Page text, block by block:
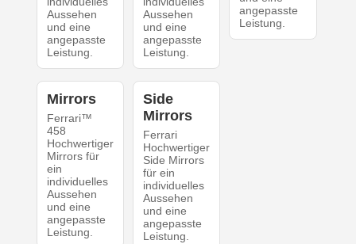
Aussehen
und eine
angepasste
Leistung.
Aussehen
und eine
angepasste
Leistung.
angepasste
Leistung.
Mirrors
Ferrari™
458
Hochwertiger
Mirrors für
ein
individuelles
Aussehen
und eine
angepasste
Leistung.
Side
Mirrors
Ferrari
Hochwertiger
Side Mirrors
für ein
individuelles
Aussehen
und eine
angepasste
Leistung.